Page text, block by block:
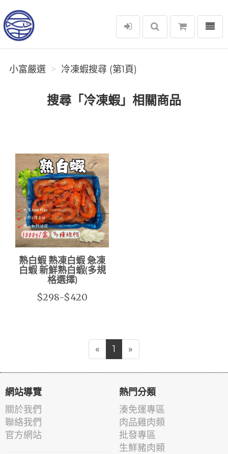
小富嚴選
選單
小富嚴選 冷凍蝦搜尋 (第1頁)
搜尋「冷凍蝦」相關商品
熟白蝦 熟凍白蝦 急凍
白蝦 新鮮熟白蝦(多規
格選擇)
$298-$420
« 1 »
網站導覽
關於我們
聯絡我們
官方網站
熱門分類
湊免運專區
肉品雞肉類
批發專區
生鮮豬肉類